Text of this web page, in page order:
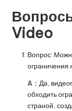
Video
Вопрос:
ограничения
A：Да,
обходить
страной,